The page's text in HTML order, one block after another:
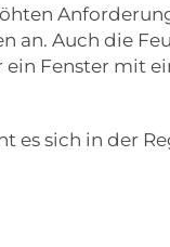
an. Auch die
Fenster mit
es sich in der